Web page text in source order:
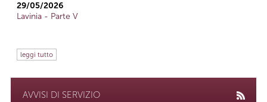
29/05/2026
Lavinia - Parte V
leggi tutto
AVVISI DI SERVIZIO